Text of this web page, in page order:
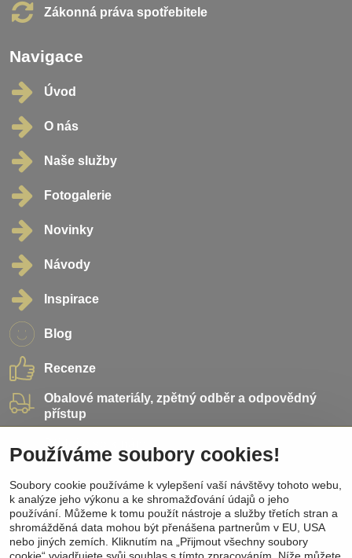
Zákonná práva spotřebitele
Navigace
Úvod
O nás
Naše služby
Fotogalerie
Novinky
Návody
Inspirace
Blog
Recenze
Obalové materiály, zpětný odběr a odpovědný
přístup
Přidejte se k nám
Sociální sítě
Facebook
Instagram
Pinterest
Používáme soubory cookies!
Soubory cookie používáme k vylepšení vaší návštěvy tohoto webu,
k analýze jeho výkonu a ke shromažďování údajů o jeho
používání. Můžeme k tomu použít nástroje a služby třetích stran a
shromážděná data mohou být přenášena partnerům v EU, USA
nebo jiných zemích. Kliknutím na „Přijmout všechny soubory